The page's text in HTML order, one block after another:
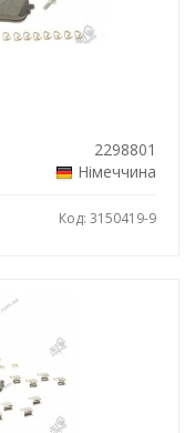
2298801
Німеччина
Код: 3150419-9